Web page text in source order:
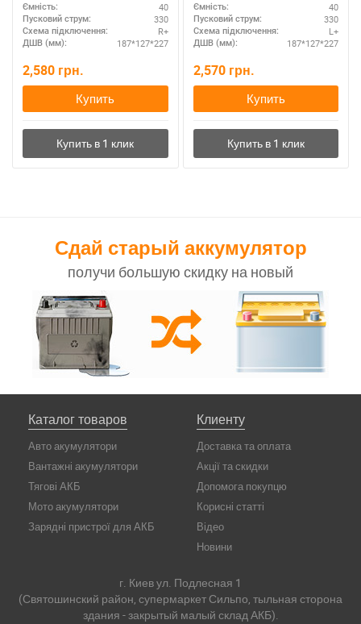
Ємність: 40
Пусковий струм: 330
Схема підключення: R+
ДШВ (мм): 187*127*227
2,580 грн.
Купить
Ємність: 40
Пусковий струм: 330
Схема підключення: L+
ДШВ (мм): 187*127*227
2,570 грн.
Купить
Сдай старый аккумулятор
получи большую скидку на новый
Каталог товаров
Авто акумулятори
Вантажні акумулятори
Тягові АКБ
Мото акумулятори
Зарядні пристрої для АКБ
Клиенту
Доставка та оплата
Акції та скидки
Допомога покупцю
Корисні статті
Відео
Новини
г. Киев ул. Подлесная 1
(Святошинский район, супермаркет Сильпо, тыльная сторона
здания - закрытый малый склад АКБ).